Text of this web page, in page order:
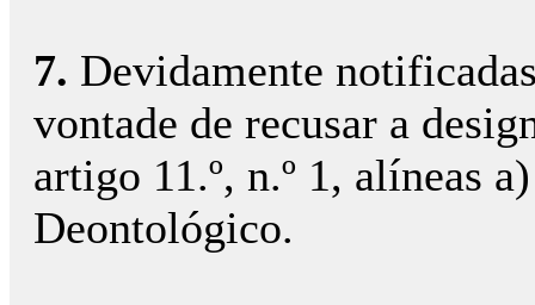
7. Devidamente
vontade de recusar a
artigo 11.º, n.º 1, alíneas
Deontológico.